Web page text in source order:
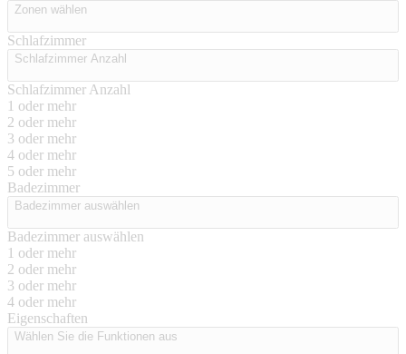
Zonen wählen
Schlafzimmer
Schlafzimmer Anzahl
Schlafzimmer Anzahl
1 oder mehr
2 oder mehr
3 oder mehr
4 oder mehr
5 oder mehr
Badezimmer
Badezimmer auswählen
Badezimmer auswählen
1 oder mehr
2 oder mehr
3 oder mehr
4 oder mehr
Eigenschaften
Wählen Sie die Funktionen aus